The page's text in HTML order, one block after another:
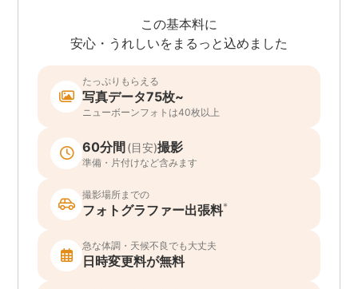
この基本料に
安心・うれしいをまるっと込めました
たっぷりもらえる
写真データ75枚~
ニューボーンフォトは40枚以上
60分間 (目安)撮影
準備・片付けなど含みます
撮影場所までの
フォトグラファー出張料*
急な体調・天候不良でも大丈夫
日時変更料が無料